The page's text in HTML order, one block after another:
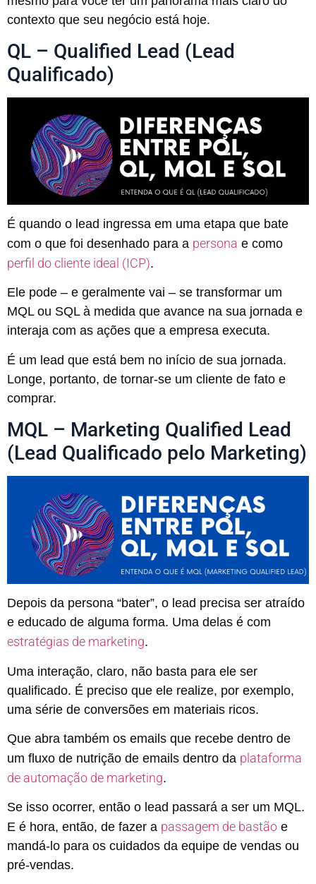
contexto que seu negócio está hoje.
QL – Qualified Lead (Lead
Qualificado)
É quando o lead ingressa em uma etapa que bate
com o que foi desenhado para a persona e como
perfil do cliente ideal (ICP).
Ele pode – e geralmente vai – se transformar um
MQL ou SQL à medida que avance na sua jornada e
interaja com as ações que a empresa executa.
É um lead que está bem no início de sua jornada.
Longe, portanto, de tornar-se um cliente de fato e
comprar.
MQL – Marketing Qualified Lead
(Lead Qualificado pelo Marketing)
Depois da persona “bater”, o lead precisa ser atraído
e educado de alguma forma. Uma delas é com
estratégias de marketing.
Uma interação, claro, não basta para ele ser
qualificado. É preciso que ele realize, por exemplo,
uma série de conversões em materiais ricos.
Que abra também os emails que recebe dentro de
um fluxo de nutrição de emails dentro da plataforma
de automação de marketing.
Se isso ocorrer, então o lead passará a ser um MQL.
E é hora, então, de fazer a passagem de bastão e
mandá-lo para os cuidados da equipe de vendas ou
pré-vendas.